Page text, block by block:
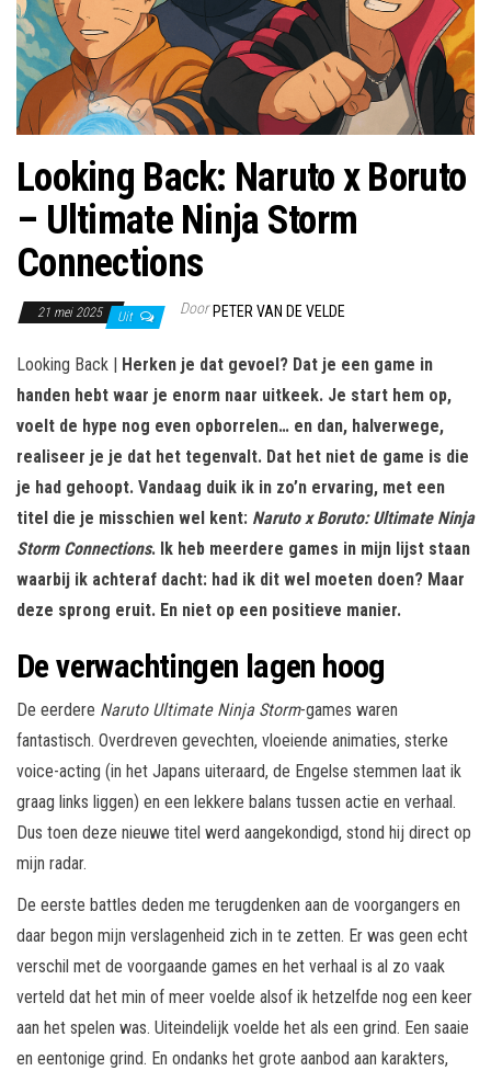
Looking Back: Naruto x Boruto
– Ultimate Ninja Storm
Connections
21 mei 2025 Uit Door PETER VAN DE VELDE
Looking Back |
Herken je dat gevoel? Dat je een game in
handen hebt waar je enorm naar uitkeek. Je start hem op,
voelt de hype nog even opborrelen… en dan, halverwege,
realiseer je je dat het tegenvalt. Dat het niet de game is die
je had gehoopt. Vandaag duik ik in zo’n ervaring, met een
titel die je misschien wel kent: Naruto x Boruto: Ultimate Ninja
Storm Connections. Ik heb meerdere games in mijn lijst staan
waarbij ik achteraf dacht: had ik dit wel moeten doen? Maar
deze sprong eruit. En niet op een positieve manier.
De verwachtingen lagen hoog
De eerdere Naruto Ultimate Ninja Storm-games waren
fantastisch. Overdreven gevechten, vloeiende animaties, sterke
voice-acting (in het Japans uiteraard, de Engelse stemmen laat ik
graag links liggen) en een lekkere balans tussen actie en verhaal.
Dus toen deze nieuwe titel werd aangekondigd, stond hij direct op
mijn radar.
De eerste battles deden me terugdenken aan de voorgangers en
daar begon mijn verslagenheid zich in te zetten. Er was geen echt
verschil met de voorgaande games en het verhaal is al zo vaak
verteld dat het min of meer voelde alsof ik hetzelfde nog een keer
aan het spelen was. Uiteindelijk voelde het als een grind. Een saaie
en eentonige grind. En ondanks het grote aanbod aan karakters,